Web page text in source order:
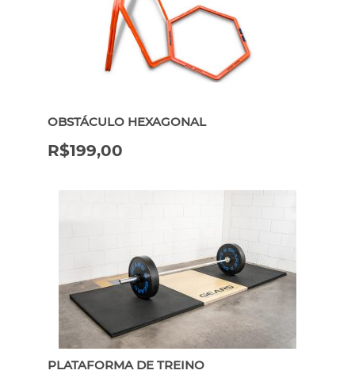
OBSTÁCULO HEXAGONAL
R$199,00
PLATAFORMA DE TREINO